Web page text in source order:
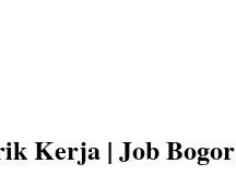
Kerja | Job Bogor